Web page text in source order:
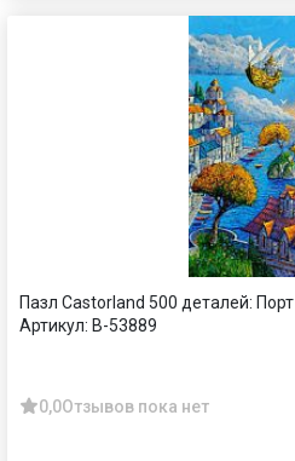
Пазл Castorland 500 деталей: Порт
Артикул: B-53889
0,0Отзывов пока нет